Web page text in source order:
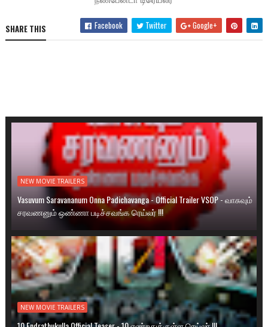
SHARE THIS Facebook Twitter Google+
NEW MOVIE TRAILERS
Vasuvum Saravananum Onna Padichavanga - Official Trailer VSOP - வாசுவும்
சரவணனும் ஒண்ணா படிச்சவங்க ரெய்லர் !!!
NEW MOVIE TRAILERS